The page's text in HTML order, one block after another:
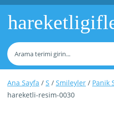
Ana Sayfa / S / Smileyler / Panik
hareketli-resim-0030